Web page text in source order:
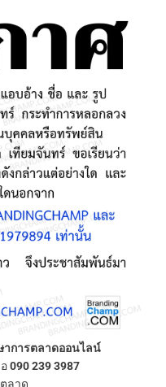
าการตลาดออนไลน์
090 239 3987
ลาด